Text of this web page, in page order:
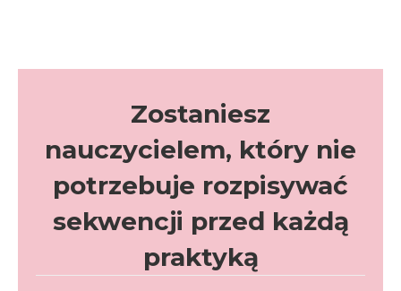
Zostaniesz
nauczycielem, który nie
potrzebuje rozpisywać
sekwencji przed każdą
praktyką